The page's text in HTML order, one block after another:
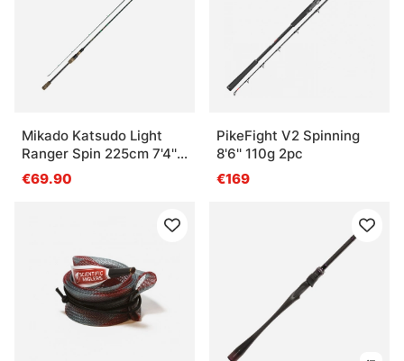
Mikado Katsudo Light
Ranger Spin 225cm 7'4''
4-21g 2sec
€69.90
PikeFight V2 Spinning
8'6'' 110g 2pc
€169